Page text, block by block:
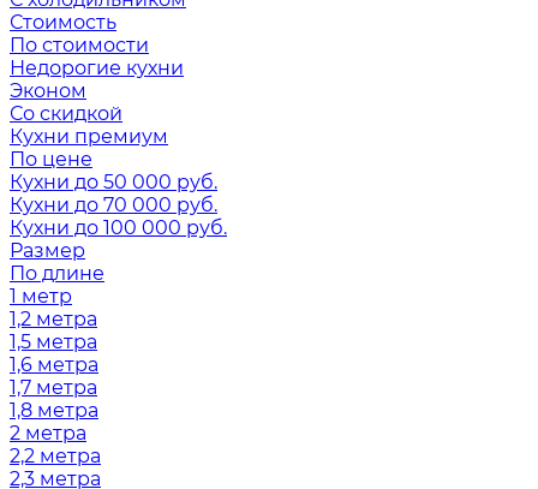
Стоимость
По стоимости
Недорогие кухни
Эконом
Со скидкой
Кухни премиум
По цене
Кухни до 50 000 руб.
Кухни до 70 000 руб.
Кухни до 100 000 руб.
Размер
По длине
1 метр
1,2 метра
1,5 метра
1,6 метра
1,7 метра
1,8 метра
2 метра
2,2 метра
2,3 метра